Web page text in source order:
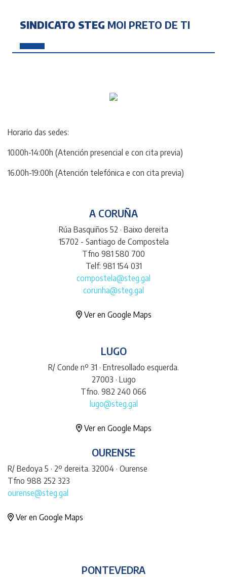
SINDICATO STEG MOI PRETO DE TI
Horario das sedes:
10.00h-14:00h (Atención presencial e con cita previa)
16.00h-19:00h (Atención telefónica e con cita previa)
A CORUÑA
Rúa Basquiños 52 · Baixo dereita
15702 - Santiago de Compostela
Tfno 981 580 700
Telf: 981 154 031
compostela@steg.gal
corunha@steg.gal
Ver en Google Maps
LUGO
R/ Conde nº 31 · Entresollado esquerda.
27003 · Lugo
Tfno. 982 240 066
lugo@steg.gal
Ver en Google Maps
OURENSE
R/ Bedoya 5 · 2º dereita. 32004 · Ourense
Tfno 988 252 323
ourense@steg.gal
Ver en Google Maps
PONTEVEDRA